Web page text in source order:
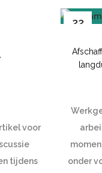
22
onder
voor
tijdens